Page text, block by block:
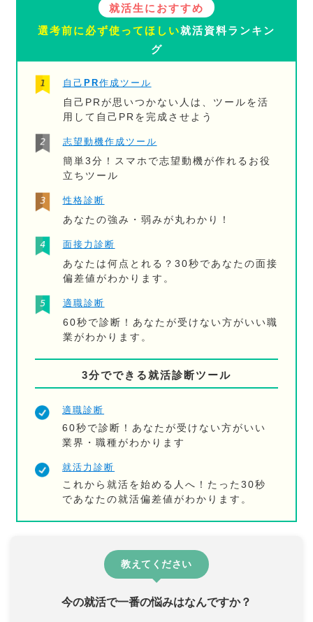
就活生におすすめ
選考前に必ず使ってほしい就活資料ランキン
グ
自己PR作成ツール
自己PRが思いつかない人は、ツールを活
用して自己PRを完成させよう
志望動機作成ツール
簡単3分！スマホで志望動機が作れるお役
立ちツール
性格診断
あなたの強み・弱みが丸わかり！
面接力診断
あなたは何点とれる？30秒であなたの面接
偏差値がわかります。
適職診断
60秒で診断！あなたが受けない方がいい職
業がわかります。
3分でできる就活診断ツール
適職診断
60秒で診断！あなたが受けない方がいい
業界・職種がわかります
就活力診断
これから就活を始める人へ！たった30秒
であなたの就活偏差値がわかります。